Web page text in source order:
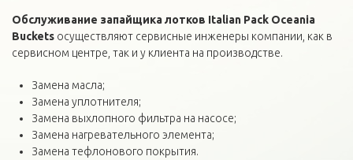
Обслуживание запайщика лотков Italian Pack Oceania
Buckets осуществляют сервисные инженеры компании, как в
сервисном центре, так и у клиента на производстве.
Замена масла;
Замена уплотнителя;
Замена выхлопного фильтра на насосе;
Замена нагревательного элемента;
Замена тефлонового покрытия.